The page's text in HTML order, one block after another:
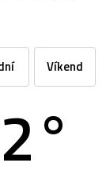
Víkend